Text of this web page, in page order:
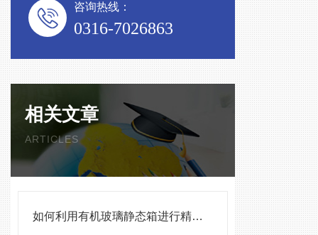
咨询热线：
0316-7026863
相关文章
ARTICLES
如何利用有机玻璃静态箱进行精确的环境模拟观测？